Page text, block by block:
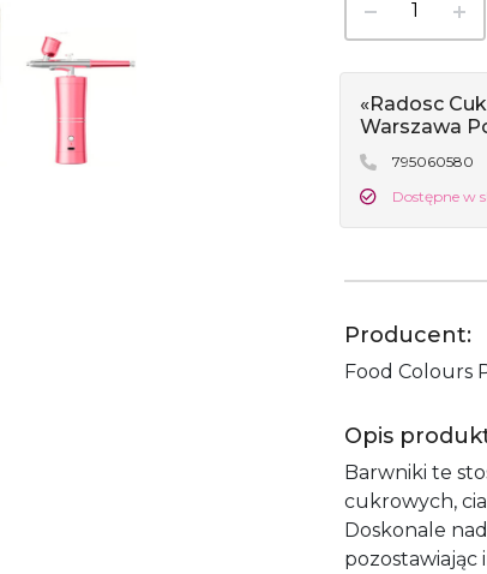
«Radosc
Warszawa
795060580
Dostępne w
Producent:
Food Colours
Opis
Barwniki te
cukrowych,
Doskonale
pozostawiając